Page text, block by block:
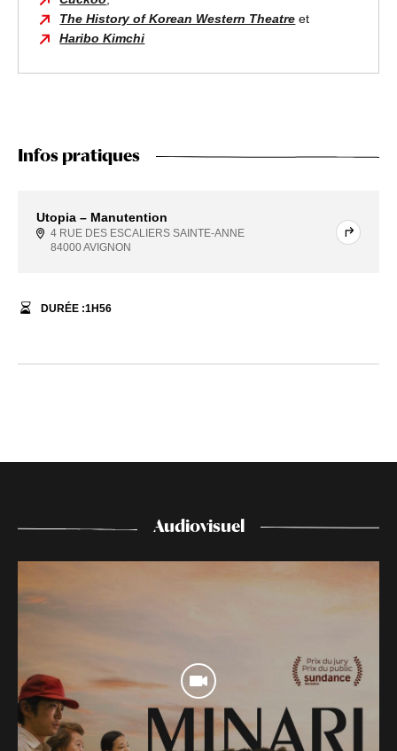
The History of Korean Western Theatre et
Haribo Kimchi
Infos pratiques
Utopia – Manutention
4 RUE DES ESCALIERS SAINTE-ANNE
84000 AVIGNON
DURÉE :1H56
Audiovisuel